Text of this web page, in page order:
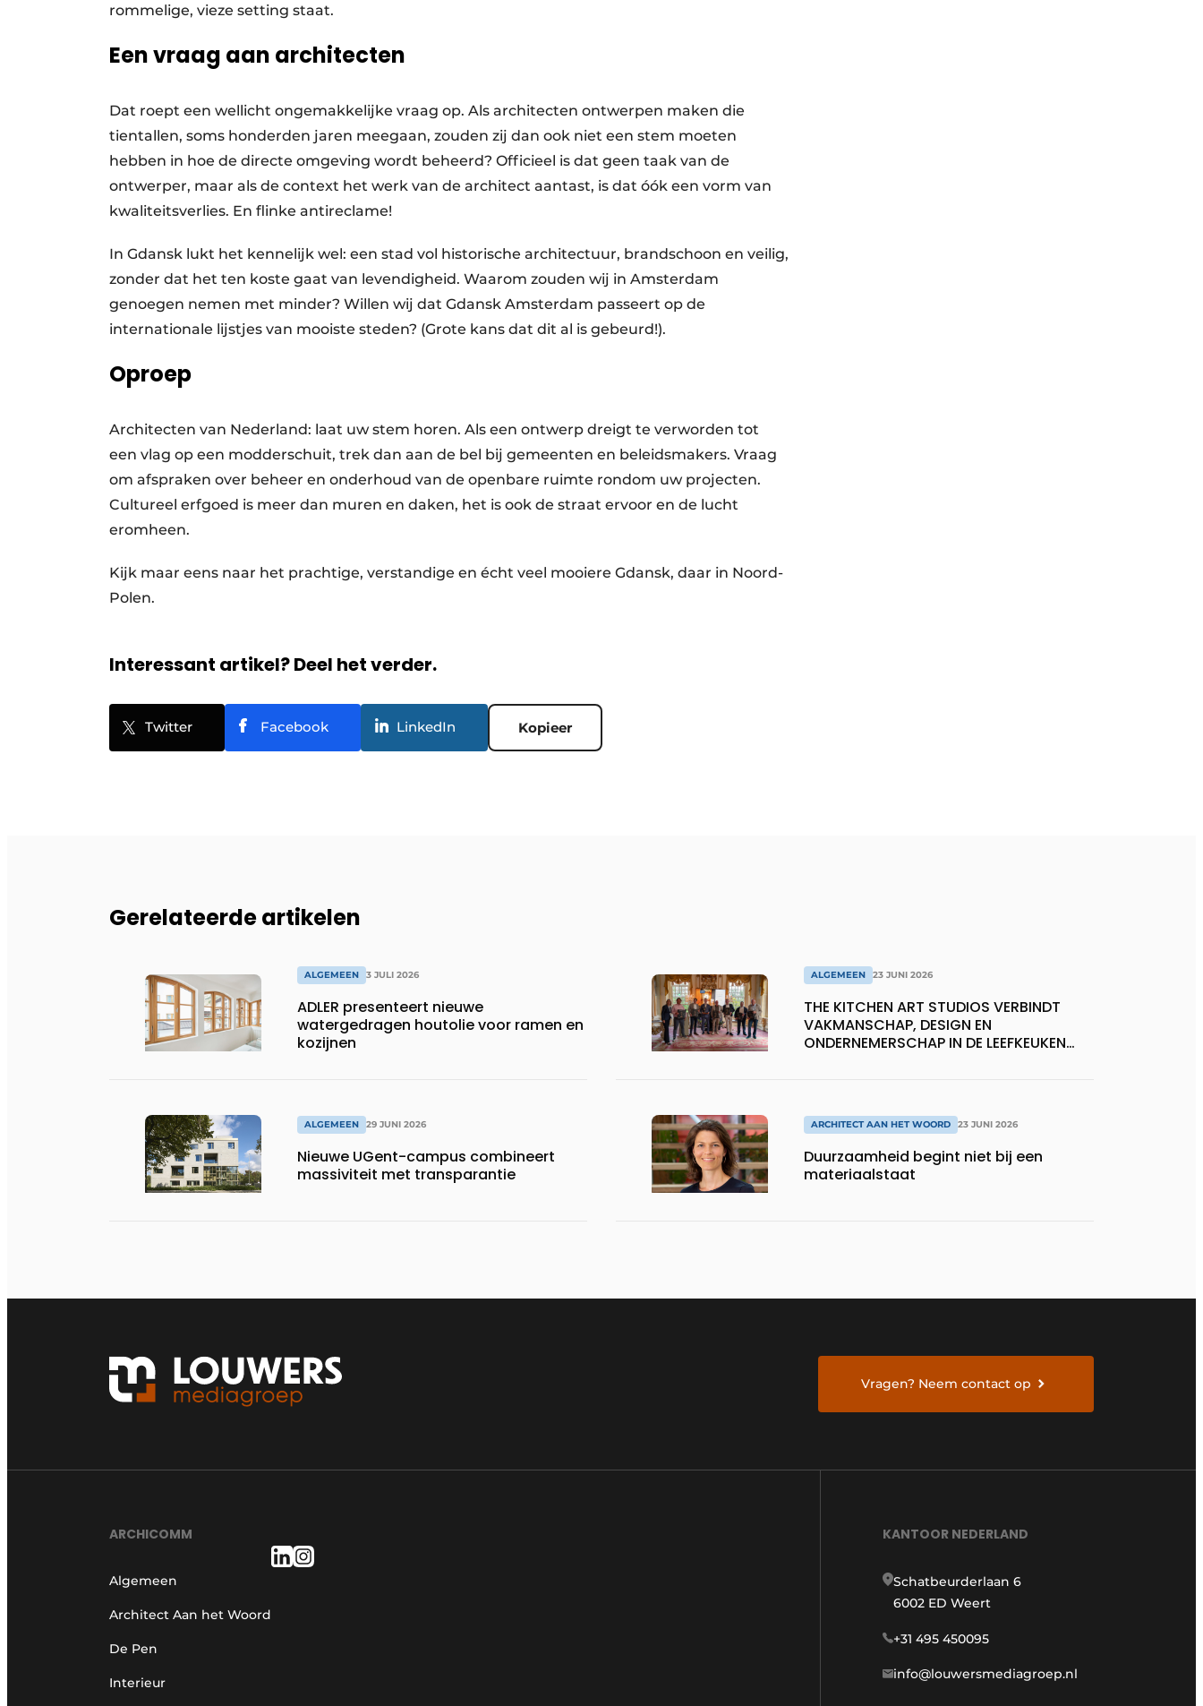
rommelige, vieze setting staat.
Een vraag aan architecten
Dat roept een wellicht ongemakkelijke vraag op. Als architecten ontwerpen maken die
tientallen, soms honderden jaren meegaan, zouden zij dan ook niet een stem moeten
hebben in hoe de directe omgeving wordt beheerd? Officieel is dat geen taak van de
ontwerper, maar als de context het werk van de architect aantast, is dat óók een vorm van
kwaliteitsverlies. En flinke antireclame!
In Gdansk lukt het kennelijk wel: een stad vol historische architectuur, brandschoon en veilig,
zonder dat het ten koste gaat van levendigheid. Waarom zouden wij in Amsterdam
genoegen nemen met minder? Willen wij dat Gdansk Amsterdam passeert op de
internationale lijstjes van mooiste steden? (Grote kans dat dit al is gebeurd!).
Oproep
Architecten van Nederland: laat uw stem horen. Als een ontwerp dreigt te verworden tot
een vlag op een modderschuit, trek dan aan de bel bij gemeenten en beleidsmakers. Vraag
om afspraken over beheer en onderhoud van de openbare ruimte rondom uw projecten.
Cultureel erfgoed is meer dan muren en daken, het is ook de straat ervoor en de lucht
eromheen.
Kijk maar eens naar het prachtige, verstandige en écht veel mooiere Gdansk, daar in Noord-
Polen.
Interessant artikel? Deel het verder.
Twitter Facebook LinkedIn Kopieer
Gerelateerde artikelen
ALGEMEEN 3 JULI 2026
ADLER presenteert nieuwe
watergedragen houtolie voor ramen en
kozijnen
ALGEMEEN 29 JUNI 2026
Nieuwe UGent-campus combineert
massiviteit met transparantie
ALGEMEEN 23 JUNI 2026
THE KITCHEN ART STUDIOS VERBINDT
VAKMANSCHAP, DESIGN EN
ONDERNEMERSCHAP IN DE LEEFKEUKEN
ARCHITECT AAN HET WOORD 23 JUNI 2026
Duurzaamheid begint niet bij een
materiaalstaat
Vragen? Neem contact op
ARCHICOMM
Algemeen
Architect Aan het Woord
De Pen
Interieur
KANTOOR NEDERLAND
Schatbeurderlaan 6
6002 ED Weert
+31 495 450095
info@louwersmediagroep.nl